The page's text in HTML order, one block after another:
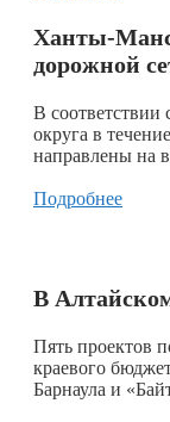
Ханты-
дорожной
В
округа в
направлены на
Подробнее
В
Пять проектов
краевого
Барнаула и